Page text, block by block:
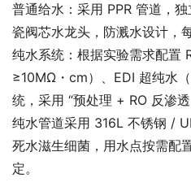
普通给水：采用 PPR 管道，独
瓷阀芯水龙头，防溅水设计，
纯水系统：根据实验需求配置
≥10MΩ・cm）、EDI 超纯水
统，采用 “预处理 + RO 反渗
纯水管道采用 316L 不锈钢 /
死水滋生细菌，用水点按需配
定。